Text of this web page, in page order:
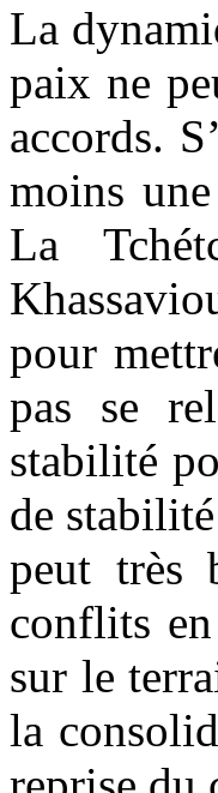
La
paix ne
accords.
moins
La
pour
pas se
stabilité
de
peut très
conflits
sur le
la